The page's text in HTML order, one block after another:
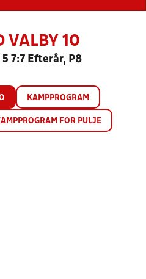
VALBY 10
5 7:7 Efterår, P8
KAMPPROGRAM
FOR PULJE